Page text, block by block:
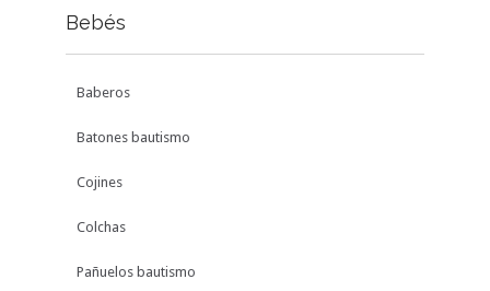
Bebés
Baberos
Batones bautismo
Cojines
Colchas
Pañuelos bautismo